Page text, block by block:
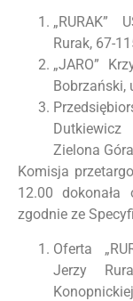
„RURAK”
Rurak, 67-
„JARO”
Bobrzański,
Zielona
Komisja
12.00 dokonała
zgodnie ze
Oferta
Jerzy